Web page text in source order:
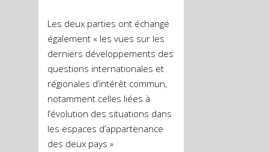
Les deux parties ont échangé
également « les vues sur les
derniers développements des
questions internationales et
régionales d’intérêt commun,
notamment celles liées à
l’évolution des situations dans
les espaces d’appartenance
des deux pays »